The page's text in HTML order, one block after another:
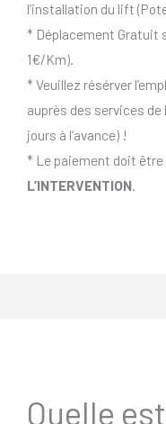
l’installation du lift
* Déplacement Gratuit
1€/Km).
* Veuillez résérver
auprès des services
jours à l’avance) !
* Le paiement doit
L’INTERVENTION
Quelle